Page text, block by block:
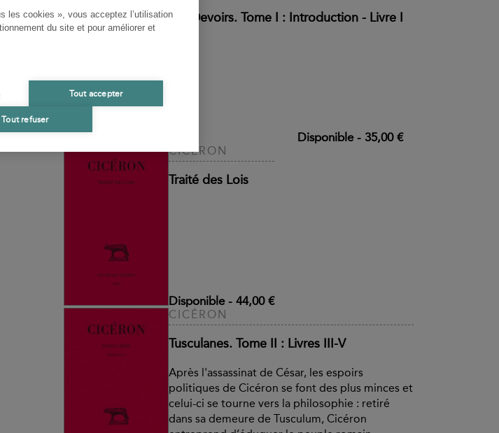
les cookies », vous acceptez l’utilisation
du site et pour améliorer et
Tout accepter
Tout refuser
Les Devoirs. Tome I : Introduction - Livre I
Disponible- 35,00 €
CICÉRON
Traité des Lois
Disponible- 44,00 €
CICÉRON
Tusculanes. Tome II : Livres III-V
Après l'assassinat de César, les espoirs
politiques de Cicéron se font des plus minces et
celui-ci se tourne vers la philosophie : retiré
dans sa demeure de Tusculum, Cicéron